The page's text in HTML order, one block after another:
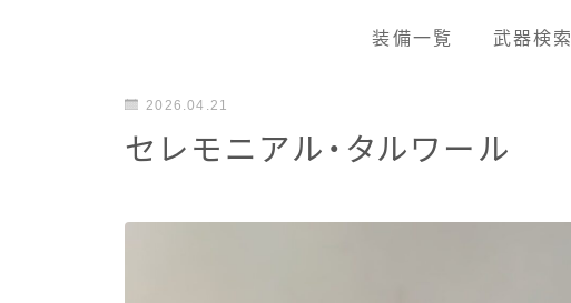
装備一覧 武器検索
2026.04.21
セレモニアル・タルワール